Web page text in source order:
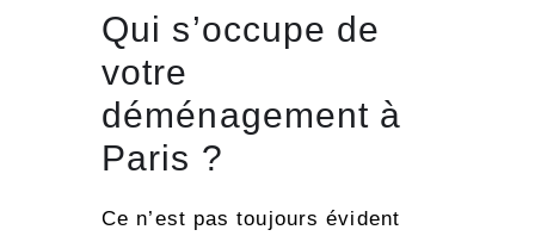
Qui s’occupe de
votre
déménagement à
Paris ?
Ce n’est pas toujours évident